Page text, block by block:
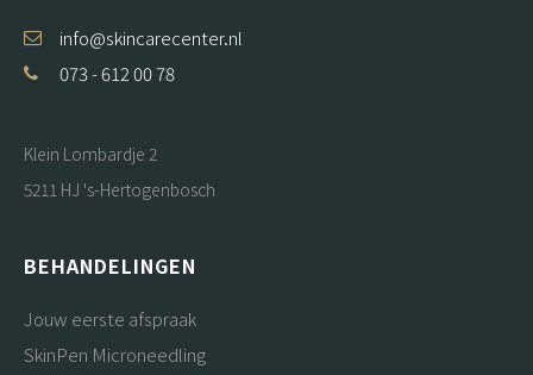
info@skincarecenter.nl
073 - 612 00 78
Klein Lombardje 2
5211 HJ 's-Hertogenbosch
BEHANDELINGEN
Jouw eerste afspraak
SkinPen Microneedling